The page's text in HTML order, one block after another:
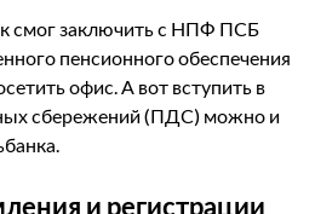
смог заключить с НПФ ПСБ
пенсионного обеспечения
офис. А вот вступить в
сбережений (ПДС) можно и
и регистрации